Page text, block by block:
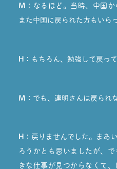
M： なるほど。当時、中国か
また中国に戻られた方もいら
H： もちろん、勉強して戻っ
M： でも、連明さんは戻られ
H： 戻りませんでした。まあ
ろうかとも思いましたが、
きな仕事が見つからなくて